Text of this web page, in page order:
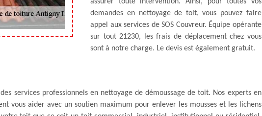
demandes en nettoyage de toit, vous pouvez faire
appel aux services de SOS Couvreur. Équipe opérante
sur tout 21230, les frais de déplacement chez vous
sont à notre charge. Le devis est également gratuit.
services professionnels en nettoyage de démoussage de toit. Nos experts en
vous aider avec un soutien maximum pour enlever les mousses et les lichens